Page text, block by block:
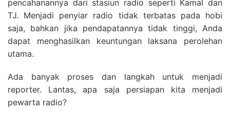
pencahanannya dari stasiun radio seperti Kamal dan
TJ. Menjadi penyiar radio tidak terbatas pada hobi
saja, bahkan jika pendapatannya tidak tinggi, Anda
dapat menghasilkan keuntungan laksana perolehan
utama.
Ada banyak proses dan langkah untuk menjadi
reporter. Lantas, apa saja persiapan kita menjadi
pewarta radio?